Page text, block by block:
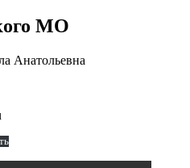
МО
Анатольевна